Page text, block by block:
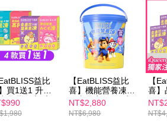
益比
買1送1 升級
晶晶15入/高
15入/益菌凍
/A+C+E凍15
【EatBLISS益比
喜】機能營養凍汪
汪隊晶亮版105入
(小晶晶35入+益菌
凍35入+高鈣凍35
NT$2,880
NT$6,980
【
喜】
級版
x4/
凍x4